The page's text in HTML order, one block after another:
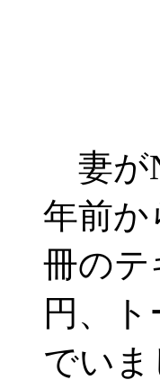
妻が
年前か
冊のテ
円、
でいま